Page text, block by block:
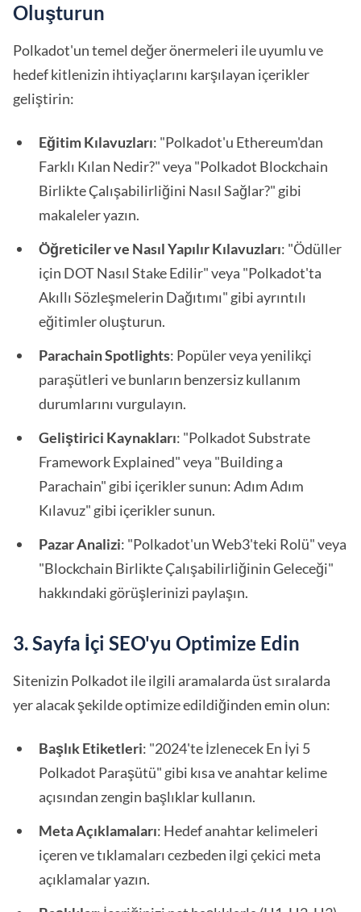
Oluşturun
Polkadot'un temel değer önermeleri ile uyumlu ve
hedef kitlenizin ihtiyaçlarını karşılayan içerikler
geliştirin:
Eğitim Kılavuzları: "Polkadot'u Ethereum'dan
Farklı Kılan Nedir?" veya "Polkadot Blockchain
Birlikte Çalışabilirliğini Nasıl Sağlar?" gibi
makaleler yazın.
Öğreticiler ve Nasıl Yapılır Kılavuzları: "Ödüller
için DOT Nasıl Stake Edilir" veya "Polkadot'ta
Akıllı Sözleşmelerin Dağıtımı" gibi ayrıntılı
eğitimler oluşturun.
Parachain Spotlights: Popüler veya yenilikçi
paraşütleri ve bunların benzersiz kullanım
durumlarını vurgulayın.
Geliştirici Kaynakları: "Polkadot Substrate
Framework Explained" veya "Building a
Parachain" gibi içerikler sunun: Adım Adım
Kılavuz" gibi içerikler sunun.
Pazar Analizi: "Polkadot'un Web3'teki Rolü" veya
"Blockchain Birlikte Çalışabilirliğinin Geleceği"
hakkındaki görüşlerinizi paylaşın.
3. Sayfa İçi SEO'yu Optimize Edin
Sitenizin Polkadot ile ilgili aramalarda üst sıralarda
yer alacak şekilde optimize edildiğinden emin olun:
Başlık Etiketleri: "2024'te İzlenecek En İyi 5
Polkadot Paraşütü" gibi kısa ve anahtar kelime
açısından zengin başlıklar kullanın.
Meta Açıklamaları: Hedef anahtar kelimeleri
içeren ve tıklamaları cezbeden ilgi çekici meta
açıklamalar yazın.